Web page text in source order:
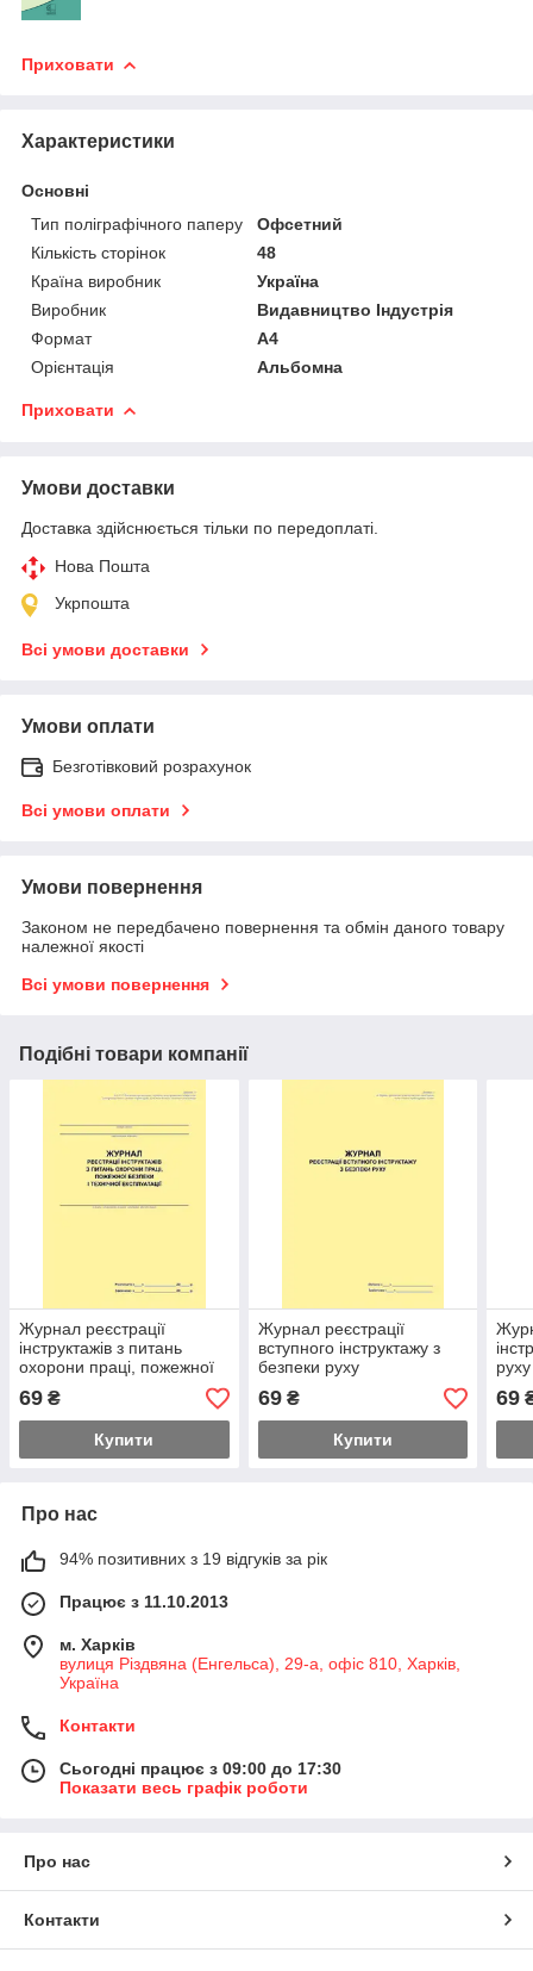
Приховати
Характеристики
Основні
Тип поліграфічного паперу
Офсетний
Кількість сторінок
48
Країна виробник
Україна
Виробник
Видавництво Індустрія
Формат
A4
Орієнтація
Альбомна
Приховати
Умови доставки
Доставка здійснюється тільки по передоплаті.
Нова Пошта
Укрпошта
Всі умови доставки
Умови оплати
Безготівковий розрахунок
Всі умови оплати
Умови повернення
Законом не передбачено повернення та обмін даного товару
належної якості
Всі умови повернення
Подібні товари компанії
Журнал реєстрації
інструктажів з питань
охорони праці, пожежної
безпеки і технічної
експлуатації
69 ₴
Купити
Журнал реєстрації
вступного інструктажу з
безпеки руху
69₴
Купити
руху
69
Про нас
94% позитивних з 19 відгуків за рік
Працює з 11.10.2013
м. Харків
вулиця Різдвяна (Енгельса), 29-а, офіс 810, Харків,
Україна
Контакти
Сьогодні працює з 09:00 до 17:30
Показати весь графік роботи
Про нас
Контакти